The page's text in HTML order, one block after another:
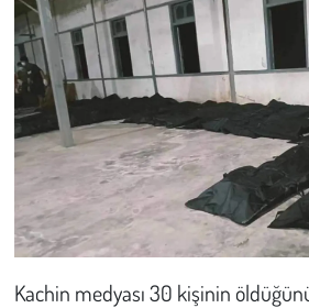
Kachin medyası 30 kişinin
Eğlence